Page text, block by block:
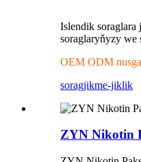
Islendik soraglara
soraglaryňyzy we
OEM ODM
soragjikme-jiklik
ZYN Nikotin